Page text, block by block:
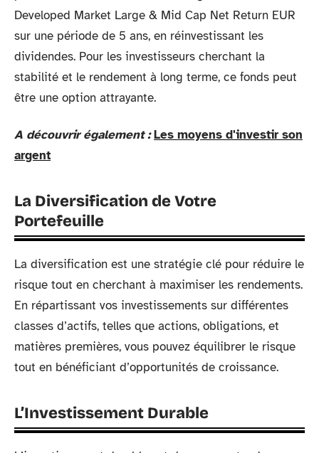
Developed Market Large & Mid Cap Net Return EUR
sur une période de 5 ans, en réinvestissant les
dividendes. Pour les investisseurs cherchant la
stabilité et le rendement à long terme, ce fonds peut
être une option attrayante.
A découvrir également : Les moyens d'investir son
argent
La Diversification de Votre
Portefeuille
La diversification est une stratégie clé pour réduire le
risque tout en cherchant à maximiser les rendements.
En répartissant vos investissements sur différentes
classes d’actifs, telles que actions, obligations, et
matières premières, vous pouvez équilibrer le risque
tout en bénéficiant d’opportunités de croissance.
L’Investissement Durable